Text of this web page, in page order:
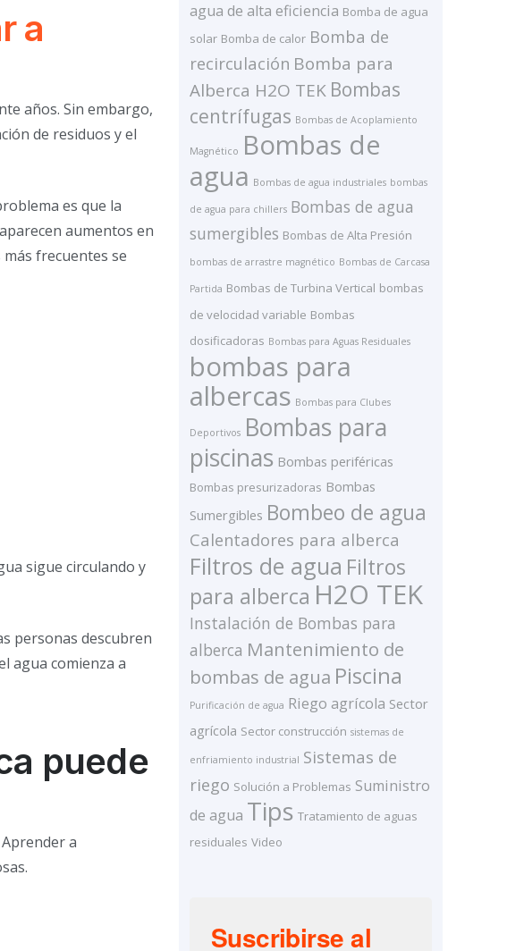
a
años. Sin embargo,
de residuos y el
es que la
aumentos en
más frecuentes se
sigue circulando y
personas descubren
agua comienza a
puede
a
agua de alta eficiencia Bomba de agua
solar Bomba de calor Bomba de
recirculación Bomba para
Alberca H2O TEK Bombas
centrífugas Bombas de Acoplamiento
Magnético Bombas de
agua Bombas de agua industriales bombas
de agua para chillers Bombas de agua
sumergibles Bombas de Alta Presión
bombas de arrastre magnético Bombas de Carcasa
Partida Bombas de Turbina Vertical bombas
de velocidad variable Bombas
dosificadoras Bombas para Aguas Residuales
bombas para
albercas Bombas para Clubes
Deportivos Bombas para
piscinas Bombas periféricas
Bombas presurizadoras Bombas
Sumergibles Bombeo de agua
Calentadores para alberca
Filtros de agua Filtros
para alberca H2O TEK
Instalación de Bombas para
alberca Mantenimiento de
bombas de agua Piscina
Purificación de agua Riego agrícola Sector
agrícola Sector construcción sistemas de
enfriamiento industrial Sistemas de
riego Solución a Problemas Suministro
de agua Tips Tratamiento de aguas
residuales Video
Suscribirse al